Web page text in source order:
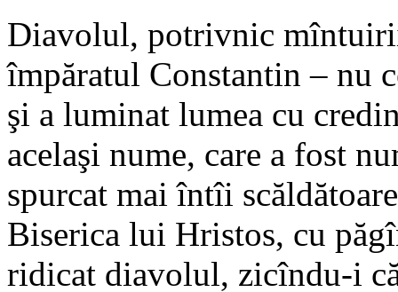
Diavolul, potrivnic
împăratul Constantin – nu
şi a luminat lumea cu
acelaşi nume, care a fost
spurcat mai întîi
Biserica lui Hristos, cu
ridicat diavolul, zicîndu-i